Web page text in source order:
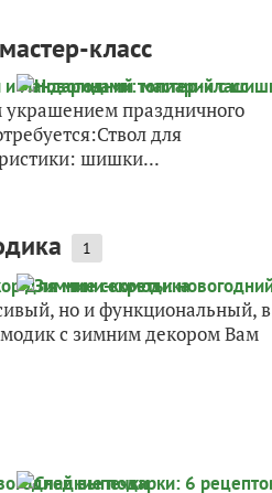
класс
праздничного
для
шишки...
1
но и функциональный, в
с зимним декором Вам